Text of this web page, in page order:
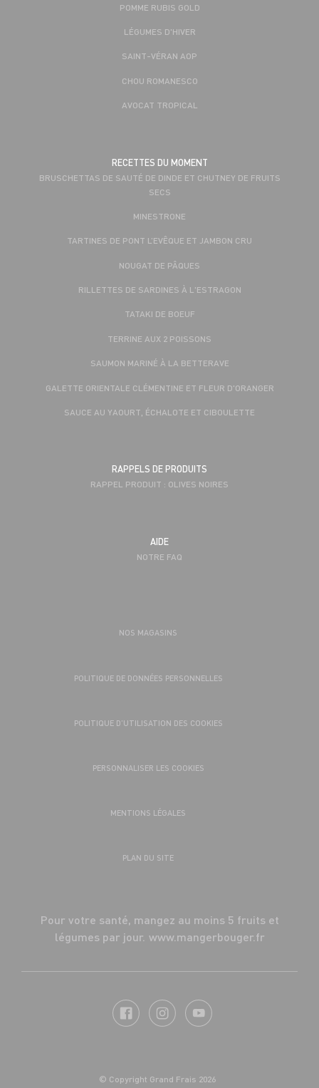
POMME RUBIS GOLD
LÉGUMES D'HIVER
SAINT-VÉRAN AOP
CHOU ROMANESCO
AVOCAT TROPICAL
RECETTES DU MOMENT
BRUSCHETTAS DE SAUTÉ DE DINDE ET CHUTNEY DE FRUITS
SECS
MINESTRONE
TARTINES DE PONT L’EVÊQUE ET JAMBON CRU
NOUGAT DE PÂQUES
RILLETTES DE SARDINES À L'ESTRAGON
TATAKI DE BOEUF
TERRINE AUX 2 POISSONS
SAUMON MARINÉ À LA BETTERAVE
GALETTE ORIENTALE CLÉMENTINE ET FLEUR D'ORANGER
SAUCE AU YAOURT, ÉCHALOTE ET CIBOULETTE
RAPPELS DE PRODUITS
RAPPEL PRODUIT : OLIVES NOIRES
AIDE
NOTRE FAQ
NOS MAGASINS
POLITIQUE DE DONNÉES PERSONNELLES
POLITIQUE D’UTILISATION DES COOKIES
PERSONNALISER LES COOKIES
MENTIONS LÉGALES
PLAN DU SITE
Pour votre santé, mangez au moins 5 fruits et
légumes par jour. www.mangerbouger.fr
© Copyright Grand Frais 2026